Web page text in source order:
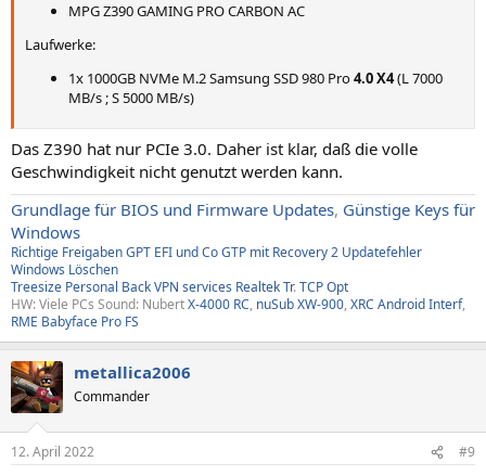
MPG Z390 GAMING PRO CARBON AC
Laufwerke:
1x 1000GB NVMe M.2 Samsung SSD 980 Pro4.0 X4(L 7000
MB/s ; S 5000 MB/s)
Das Z390 hat nur PCIe 3.0. Daher ist klar, daß die volle
Geschwindigkeit nicht genutzt werden kann.
Grundlage für BIOS und Firmware Updates, Günstige Keys für
Windows
Richtige FreigabenGPT EFI und CoGTP mit Recovery2 Updatefehler
Windows Löschen
Treesize Personal BackVPN services Realtek Tr.TCP Opt
HW: Viele PCs Sound: NubertX-4000 RC, nuSub XW-900, XRC Android Interf,
RME Babyface Pro FS
metallica2006
Commander
12. April 2022 #9